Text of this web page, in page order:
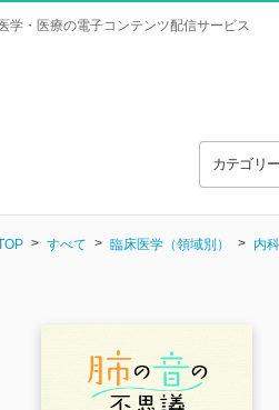
医学・医療の電子コンテンツ配信サービス
カテゴリー
すべて 臨床医学（領域別） 内